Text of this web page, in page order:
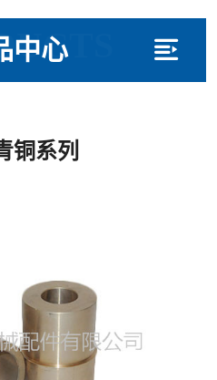
中心
铜系列